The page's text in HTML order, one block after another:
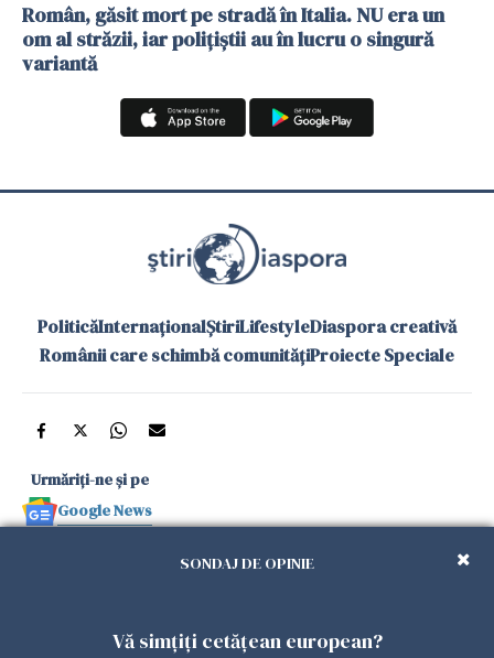
Român, găsit mort pe stradă în Italia. NU era un
om al străzii, iar polițiștii au în lucru o singură
variantă
PoliticăInternaționalȘtiriLifestyleDiaspora creativă
Românii care schimbă comunitățiProiecte Speciale
Urmăriți-ne și pe
Google News
Politica de
Politica
Gestionați
Declarație de
SONDAJ DE OPINIE
Vă simțiți cetățean european?